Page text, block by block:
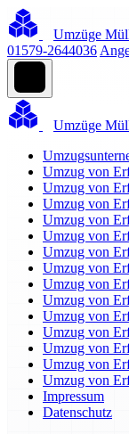
Umzüge
01579-2644036
Umzüge
Umzug von
Umzug von
Umzug von
Umzug von
Umzug von
Umzug von
Umzug von
Umzug von
Umzug von
Umzug von
Umzug von
Umzug von
Umzug von
Umzug von
Impressum
Datenschutz